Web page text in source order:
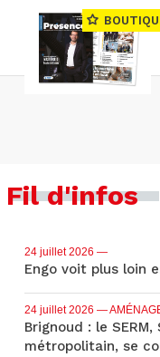
Fil d'infos
24 juillet 2026 —
Engo voit plus loin
24 juillet 2026 —
Brignoud : le
métropolitain, se